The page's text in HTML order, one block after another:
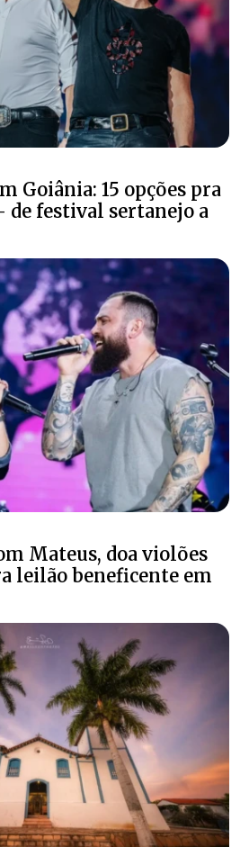
Goiânia: 15 opções pra
de festival sertanejo a
Mateus, doa violões
leilão beneficente em